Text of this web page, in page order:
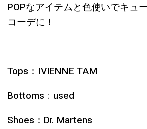
POPなアイテムと色使いでキュ
コーデに！
Tops：IVIENNE TAM
Bottoms：used
Shoes：Dr. Martens